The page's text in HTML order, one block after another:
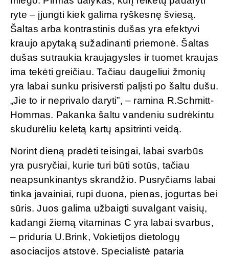
ryte – įjungti kiek galima ryškesnę šviesą.
Šaltas arba kontrastinis dušas yra efektyvi
kraujo apytaką sužadinanti priemonė. Šaltas
dušas sutraukia kraujagysles ir tuomet kraujas
ima tekėti greičiau. Tačiau daugeliui žmonių
yra labai sunku prisiversti palįsti po šaltu dušu.
„Jie to ir neprivalo daryti”, – ramina R.Schmitt-
Hommas. Pakanka šaltu vandeniu sudrėkintu
skudurėliu keletą kartų apsitrinti veidą.
Norint dieną pradėti teisingai, labai svarbūs
yra pusryčiai, kurie turi būti sotūs, tačiau
neapsunkinantys skrandžio. Pusryčiams labai
tinka javainiai, rupi duona, pienas, jogurtas bei
sūris. Juos galima užbaigti suvalgant vaisių,
kadangi žiemą vitaminas C yra labai svarbus,
– priduria U.Brink, Vokietijos dietologų
asociacijos atstovė. Specialistė pataria